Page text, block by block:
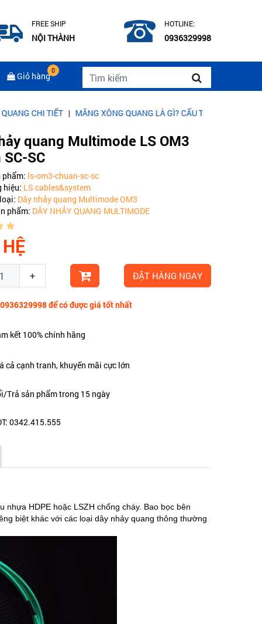
FREE SHIP
NỘI THÀNH
HOTLINE:
0936329998
Giỏ hàng
0
TIẾT |MĂNG XÔNG QUANG LÀ GÌ? CẤU TẠO CỦA MĂNG XÔNG
quang Multimode LS OM3
SC
phẩm: ls-om3-chuan-sc-sc
hiệu: LS cables&system
Dây nhảy quang Multimode OM3
phẩm: DÂY NHẢY QUANG MULTIMODE
+ ĐẶT HÀNG NGAY
để có được giá tốt nhất
kết 100% chính hãng
cả cạnh tranh, khuyến mãi cực lớn
Trả sản phẩm trong 15 ngày
0342.415.555
HDPE hoặc LSZH chống cháy. Bao bọc bên
biệt khác với các loại dây nhảy quang thông thường